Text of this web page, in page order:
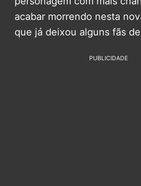
acabar morrendo nesta
que já deixou alguns fãs
PUBLICIDADE